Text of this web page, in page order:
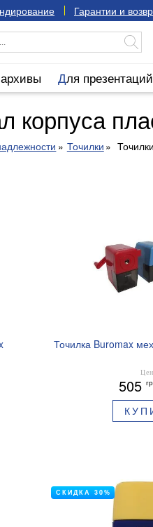
Гарантии и
архивы Для презентаций
корпуса
Точилки
Точилка Buromax
505
СКИДКА 30%